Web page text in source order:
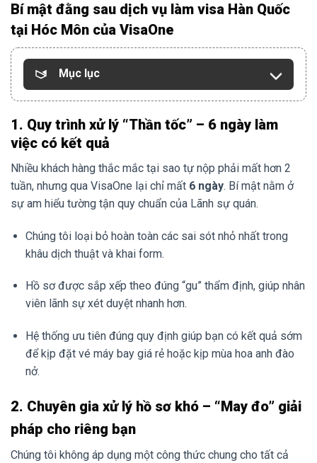
Bí mật đằng sau dịch vụ làm visa Hàn Quốc
tại Hóc Môn của VisaOne
Mục lục
1. Quy trình xử lý “Thần tốc” – 6 ngày làm
việc có kết quả
Nhiều khách hàng thắc mắc tại sao tự nộp phải mất hơn 2
tuần, nhưng qua VisaOne lại chỉ mất 6 ngày. Bí mật nằm ở
sự am hiểu tường tận quy chuẩn của Lãnh sự quán.
Chúng tôi loại bỏ hoàn toàn các sai sót nhỏ nhất trong
khâu dịch thuật và khai form.
Hồ sơ được sắp xếp theo đúng “gu” thẩm định, giúp nhân
viên lãnh sự xét duyệt nhanh hơn.
Hệ thống ưu tiên đúng quy định giúp bạn có kết quả sớm
để kịp đặt vé máy bay giá rẻ hoặc kịp mùa hoa anh đào
nở.
2. Chuyên gia xử lý hồ sơ khó – “May đo” giải
pháp cho riêng bạn
Chúng tôi không áp dụng một công thức chung cho tất cả